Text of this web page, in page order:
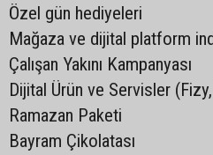
Özel gün hediyeleri
Mağaza ve dijital platform
Çalışan Yakını Kampanyası
Dijital Ürün ve Servisler
Ramazan Paketi
Bayram Çikolatası